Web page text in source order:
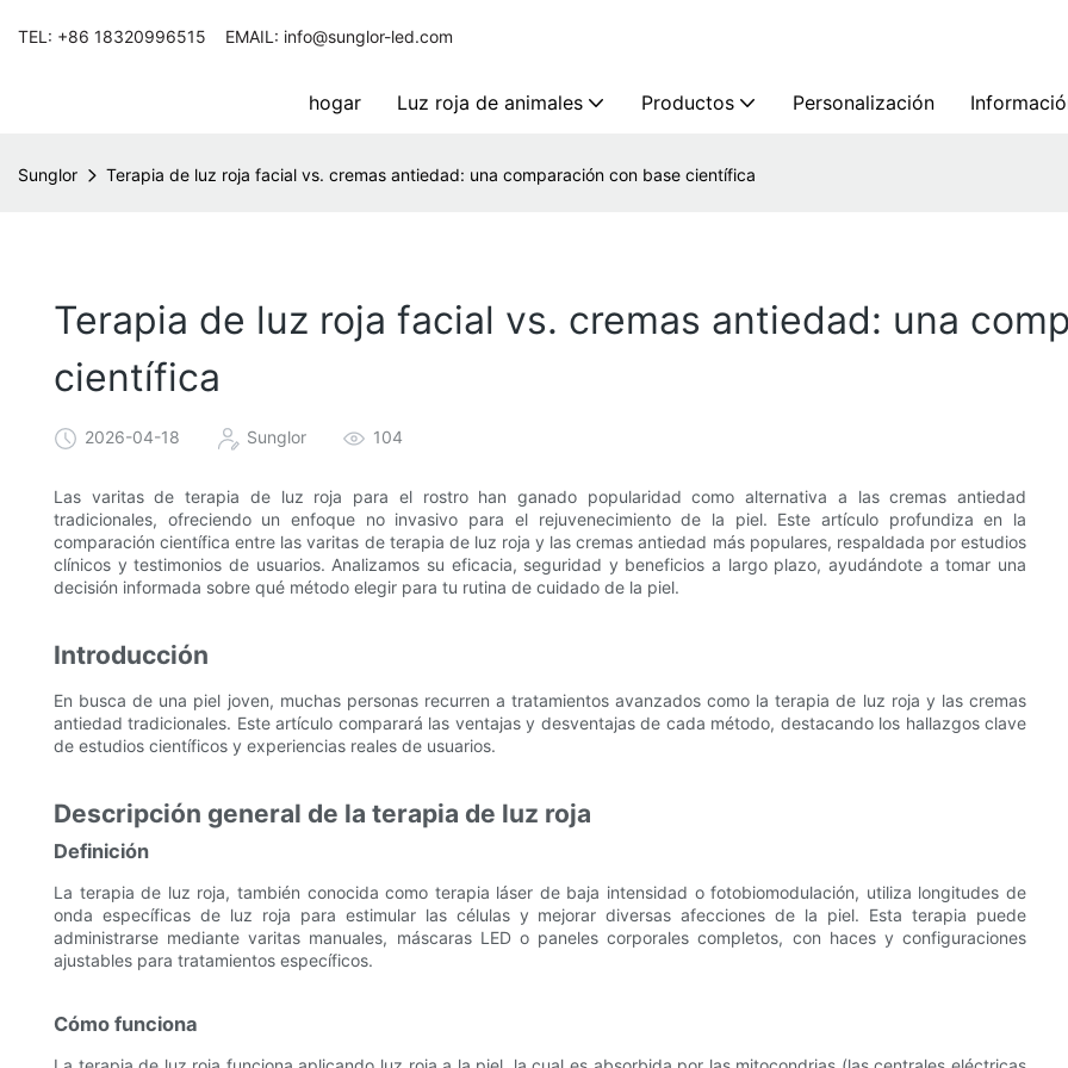
TEL: +86 18320996515 EMAIL: info@sunglor-led.com
hogar Luz roja de animales Productos Personalización
Sunglor Terapia de luz roja facial vs. cremas antiedad: una comparación con base científica
Terapia de luz roja facial vs. cremas antiedad: una
científica
2026-04-18 Sunglor 104
Las varitas de terapia de luz roja para el rostro han ganado popularidad como alternativa a las cremas antiedad
tradicionales, ofreciendo un enfoque no invasivo para el rejuvenecimiento de la piel. Este artículo profundiza en la
comparación científica entre las varitas de terapia de luz roja y las cremas antiedad más populares, respaldada por estudios
clínicos y testimonios de usuarios. Analizamos su eficacia, seguridad y beneficios a largo plazo, ayudándote a tomar una
decisión informada sobre qué método elegir para tu rutina de cuidado de la piel.
Introducción
En busca de una piel joven, muchas personas recurren a tratamientos avanzados como la terapia de luz roja y las cremas
antiedad tradicionales. Este artículo comparará las ventajas y desventajas de cada método, destacando los hallazgos clave
de estudios científicos y experiencias reales de usuarios.
Descripción general de la terapia de luz roja
Definición
La terapia de luz roja, también conocida como terapia láser de baja intensidad o fotobiomodulación, utiliza longitudes de
onda específicas de luz roja para estimular las células y mejorar diversas afecciones de la piel. Esta terapia puede
administrarse mediante varitas manuales, máscaras LED o paneles corporales completos, con haces y configuraciones
ajustables para tratamientos específicos.
Cómo funciona